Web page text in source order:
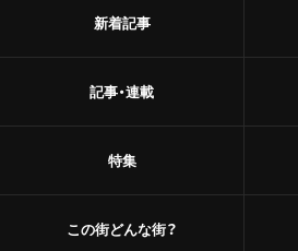
新着記事
記事・連載
特集
この街どんな街？